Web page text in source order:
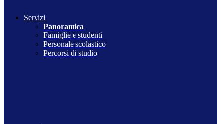
Servizi
Panoramica
Famiglie e studenti
Personale scolastico
Percorsi di studio